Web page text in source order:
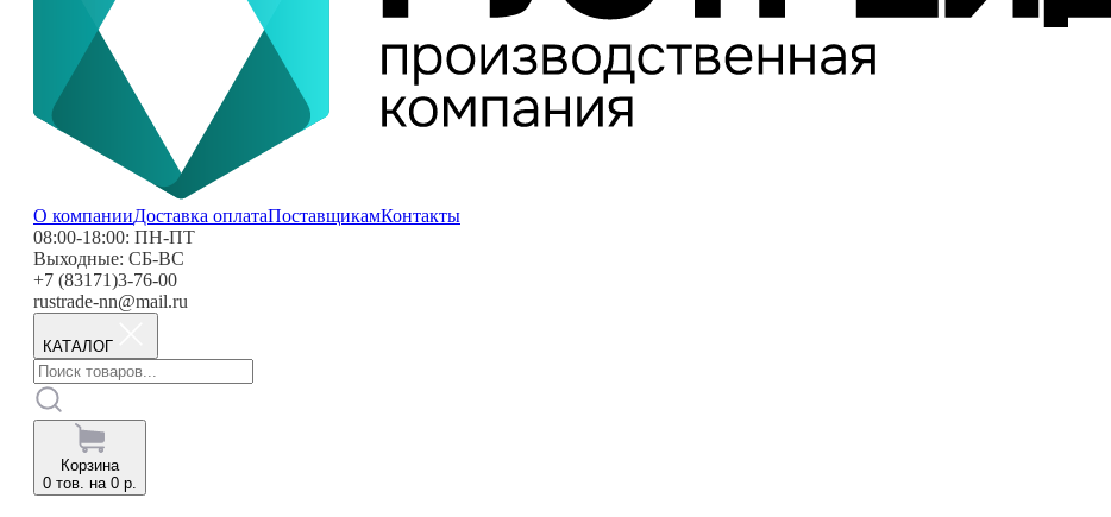
О компанииДоставка оплатаПоставщикамКонтакты
08:00-18:00: ПН-ПТ
Выходные: СБ-ВС
+7 (83171)3-76-00
rustrade-nn@mail.ru
КАТАЛОГ
Корзина
0 тов. на 0 р.